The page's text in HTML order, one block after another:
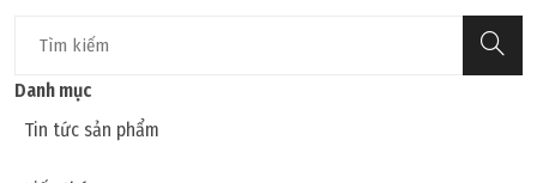
Danh mục
Tin tức sản phẩm